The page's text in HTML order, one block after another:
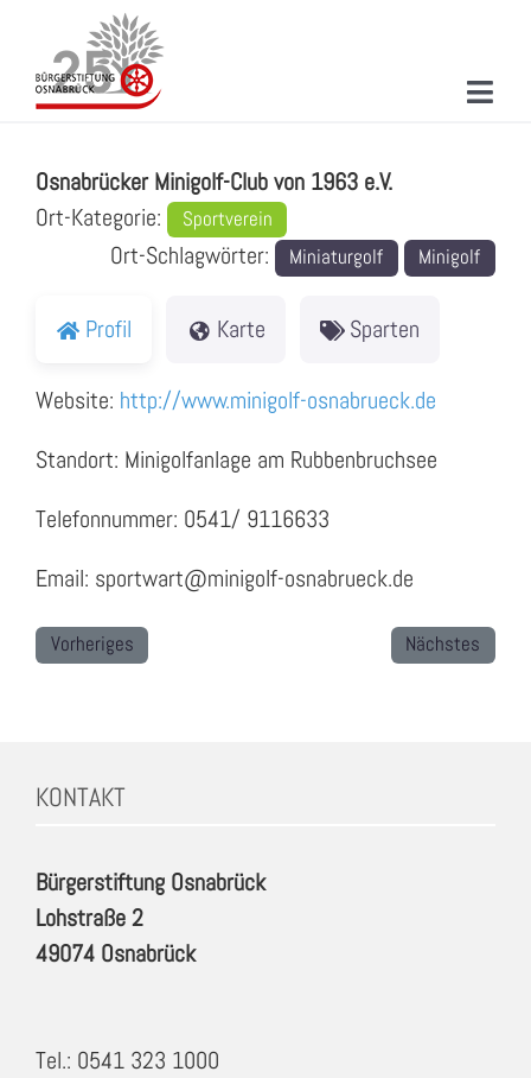
springen
PROJEKTE & AKTIONEN
NEUIGKEITEN
Osnabrücker Minigolf-Club von 1963 e.V.
Ort-Kategorie:
Sportverein
Ort-Schlagwörter: Miniaturgolf Minigolf
Profil Karte Sparten
Website: http://www.minigolf-osnabrueck.de
Standort: Minigolfanlage am Rubbenbruchsee
Telefonnummer: 0541/ 9116633
Email: sportwart@minigolf-osnabrueck.de
Vorheriges Nächstes
KONTAKT
Bürgerstiftung Osnabrück
Lohstraße 2
49074 Osnabrück
Tel.: 0541 323 1000